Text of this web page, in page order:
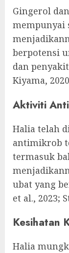
Gingerol
mempunyai
berpotensi
dan
Kiyama,
Aktiviti
Halia telah
antimikrob
termasuk
ubat yang
et al., 2023;
Kesihatan
Halia